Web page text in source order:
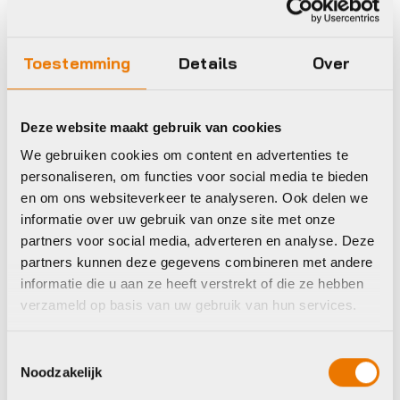
Toestemming Details Over
Deze website maakt gebruik van cookies
We gebruiken cookies om content en advertenties te
personaliseren, om functies voor social media te bieden
en om ons websiteverkeer te analyseren. Ook delen we
informatie over uw gebruik van onze site met onze
partners voor social media, adverteren en analyse. Deze
partners kunnen deze gegevens combineren met andere
informatie die u aan ze heeft verstrekt of die ze hebben
verzameld op basis van uw gebruik van hun services.
Noodzakelijk
Shimano Schoenen
XC703
€ 229,00
Op voorraad in winkel
Shimano Schoenen
239,00
Op voorraad in winkel
Fizik Shimano